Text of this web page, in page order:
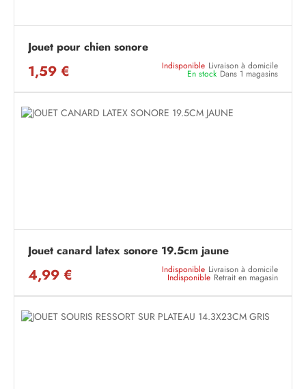
Jouet pour chien sonore
1,59 € Indisponible Livraison à domicile
En stock Dans 1 magasins
Jouet canard latex sonore 19.5cm jaune
4,99 € Indisponible Livraison à domicile
Indisponible Retrait en magasin